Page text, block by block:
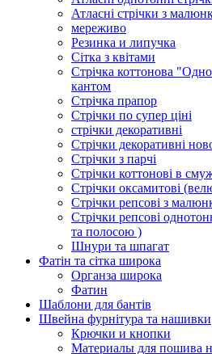
Атласні стрічки з
мереживо
Резинка и липучка
Сітка з квітами
Стрічка коттонова
кантом
Стрічка прапор
Стрічки по супер ціні
стрічки декоративні
Стрічки декоративні
Стрічки з парчі
Стрічки коттонові в
Стрічки оксамитові
Стрічки репсові з
Стрічки репсові
та полосою )
Шнури та шпагат
Фатін та сітка широка
Органза широка
Фатин
Шаблони для бантів
Швейна фурнітура та нашивки
Крючки и кнопки
Материалы для пошива